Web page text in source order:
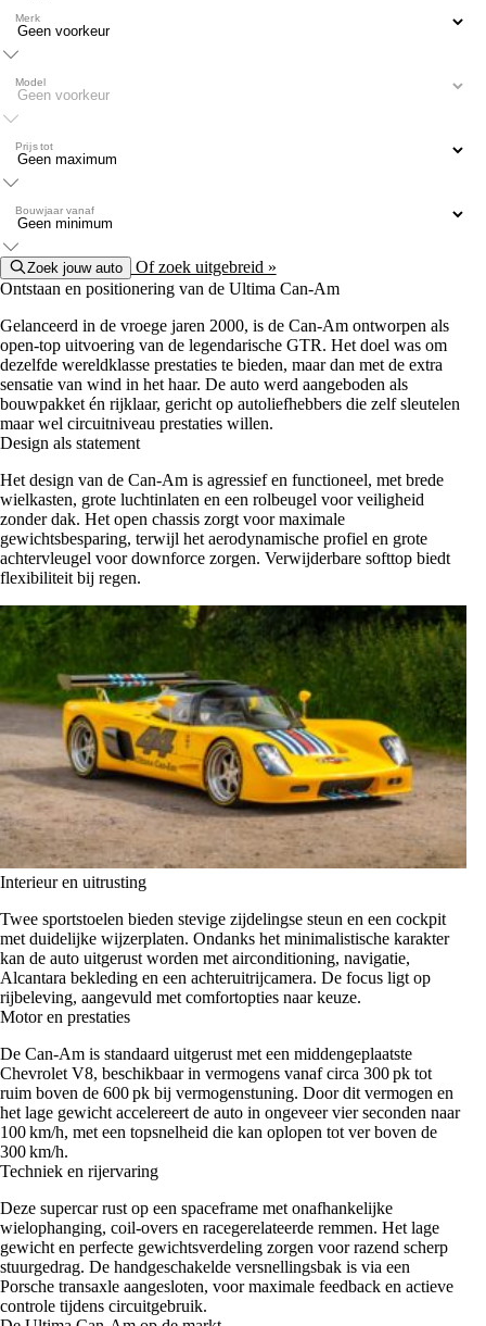
Merk
Model
Prijs tot
Bouwjaar vanaf
Zoek jouw auto
Of zoek uitgebreid »
Ontstaan en positionering van de Ultima Can‑Am
Gelanceerd in de vroege jaren 2000, is de Can‑Am ontworpen als
open‑top uitvoering van de legendarische GTR. Het doel was om
dezelfde wereldklasse prestaties te bieden, maar dan met de extra
sensatie van wind in het haar. De auto werd aangeboden als
bouwpakket én rijklaar, gericht op autoliefhebbers die zelf sleutelen
maar wel circuitniveau prestaties willen.
Design als statement
Het design van de Can‑Am is agressief en functioneel, met brede
wielkasten, grote luchtinlaten en een rolbeugel voor veiligheid
zonder dak. Het open chassis zorgt voor maximale
gewichtsbesparing, terwijl het aerodynamische profiel en grote
achtervleugel voor downforce zorgen. Verwijderbare softtop biedt
flexibiliteit bij regen.
Interieur en uitrusting
Twee sportstoelen bieden stevige zijdelingse steun en een cockpit
met duidelijke wijzerplaten. Ondanks het minimalistische karakter
kan de auto uitgerust worden met airconditioning, navigatie,
Alcantara bekleding en een achteruitrijcamera. De focus ligt op
rijbeleving, aangevuld met comfortopties naar keuze.
Motor en prestaties
De Can‑Am is standaard uitgerust met een middengeplaatste
Chevrolet V8, beschikbaar in vermogens vanaf circa 300 pk tot
ruim boven de 600 pk bij vermogenstuning. Door dit vermogen en
het lage gewicht accelereert de auto in ongeveer vier seconden naar
100 km/h, met een topsnelheid die kan oplopen tot ver boven de
300 km/h.
Techniek en rijervaring
Deze supercar rust op een spaceframe met onafhankelijke
wielophanging, coil‑overs en racegerelateerde remmen. Het lage
gewicht en perfecte gewichtsverdeling zorgen voor razend scherp
stuurgedrag. De handgeschakelde versnellingsbak is via een
Porsche transaxle aangesloten, voor maximale feedback en actieve
controle tijdens circuitgebruik.